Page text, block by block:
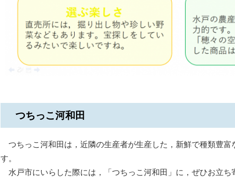
つちっこ河和田
つちっこ河和田は，近隣の生産者が生産した，新鮮で種類豊富
す。
水戸市にいらした際には，「つちっこ河和田」に，ぜひお立ち